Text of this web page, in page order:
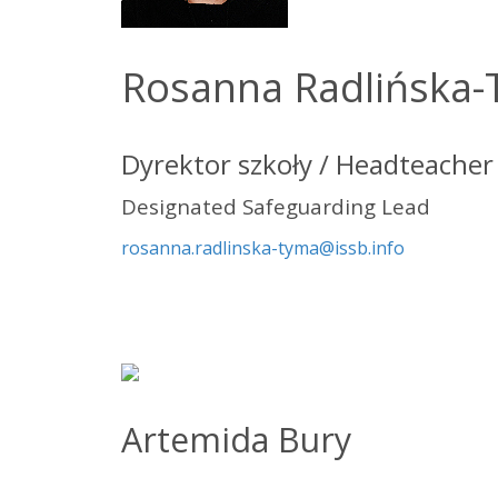
Rosanna Radlińska-
Dyrektor szkoły / Headteacher
Designated Safeguarding Lead
rosanna.radlinska-tyma@issb.info
Artemida Bury